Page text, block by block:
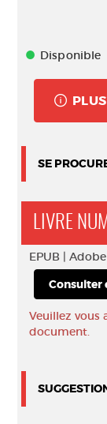
Disponible
SE
LIVRE
EPUB | Adobe
Consulter
Veuillez vous
document.